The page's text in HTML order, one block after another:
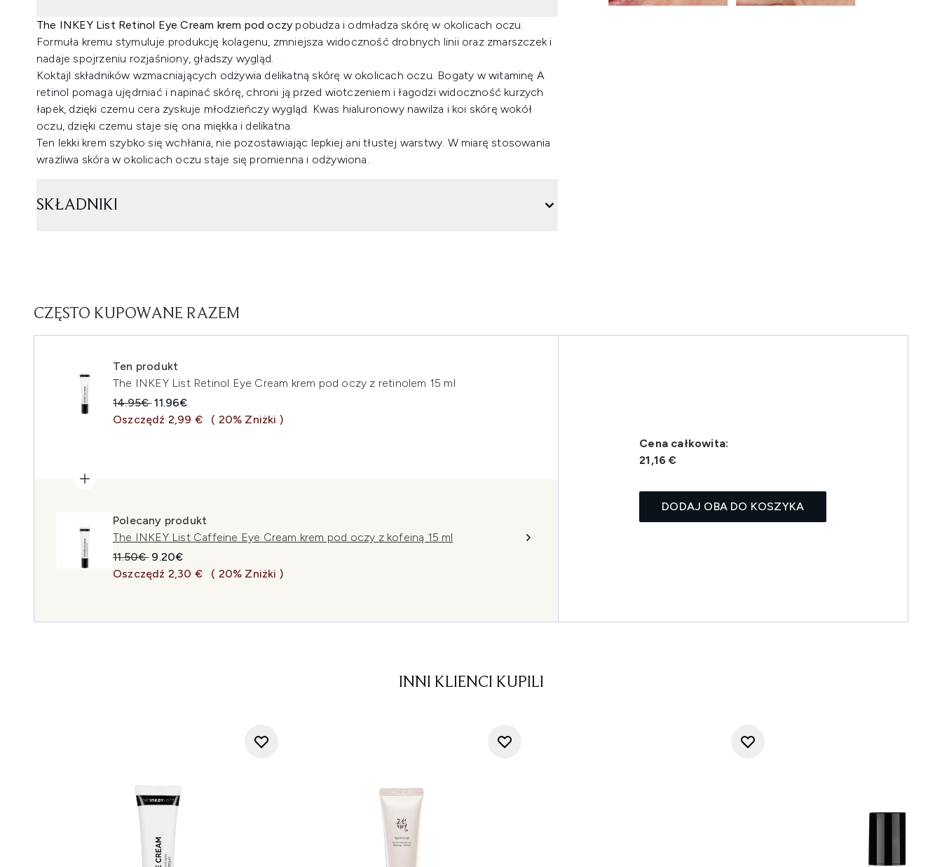
The INKEY List Retinol Eye Cream krem pod oczy pobudza i odmładza skórę w okolicach oczu.
Formuła kremu stymuluje produkcję kolagenu, zmniejsza widoczność drobnych linii oraz zmarszczek i
nadaje spojrzeniu rozjaśniony, gładszy wygląd.
Koktajl składników wzmacniających odżywia delikatną skórę w okolicach oczu. Bogaty w witaminę A
retinol pomaga ujędrniać i napinać skórę, chroni ją przed wiotczeniem i łagodzi widoczność kurzych
łapek, dzięki czemu cera zyskuje młodzieńczy wygląd. Kwas hialuronowy nawilża i koi skórę wokół
oczu, dzięki czemu staje się ona miękka i delikatna.
Ten lekki krem szybko się wchłania, nie pozostawiając lepkiej ani tłustej warstwy. W miarę stosowania
wrażliwa skóra w okolicach oczu staje się promienna i odżywiona.
SKŁADNIKI
CZĘSTO KUPOWANE RAZEM
Ten produkt
The INKEY List Retinol Eye Cream krem pod oczy z retinolem 15 ml
Sugerowana cena detaliczna:
14.95€Aktualna cena:
11.96€
Oszczędź 2,99 €
( 20% Zniżki )
Polecany produkt
The INKEY List Caffeine Eye Cream krem pod oczy z kofeiną 15 ml
Sugerowana cena detaliczna:
11.50€ Aktualna cena:
9.20€
Oszczędź 2,30 €
( 20% Zniżki )
Cena całkowita:
21,16 €
DODAJ OBA DO KOSZYKA
INNI KLIENCI KUPILI